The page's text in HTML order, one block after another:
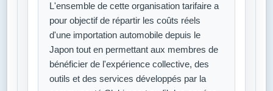
L'ensemble de cette organisation tarifaire a
pour objectif de répartir les coûts réels
d'une importation automobile depuis le
Japon tout en permettant aux membres de
bénéficier de l'expérience collective, des
outils et des services développés par la